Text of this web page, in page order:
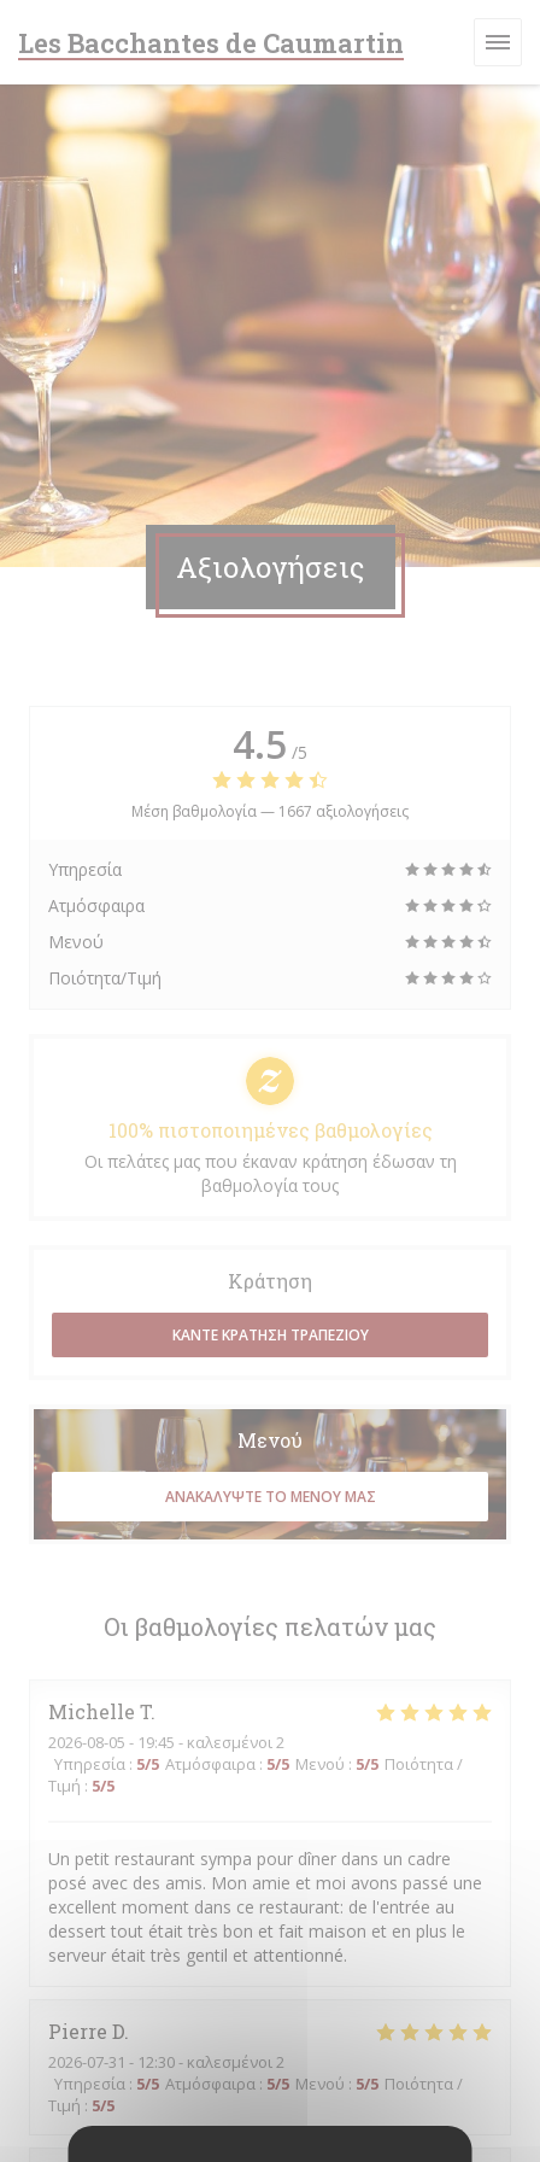
Les Bacchantes de Caumartin
Αξιολογήσεις
Οι βαθμολογίες πελατών μας
Michelle T
2026-08-05 - 19:45 - καλεσμένοι 2
Υπηρεσία : 5/5 Ατμόσφαιρα : 5/5 Μενού : 5/5 Ποιότητα /
Τιμή : 5/5
Un petit restaurant sympa pour dîner dans un cadre
posé avec des amis. Mon amie et moi avons passé une
excellent moment dans ce restaurant: de l'entrée au
dessert tout était très bon et fait maison et en plus le
serveur était très gentil et attentionné.
Pierre D
2026-07-31 - 12:30 - καλεσμένοι 2
Υπηρεσία : 5/5 Ατμόσφαιρα : 5/5 Μενού : 5/5 Ποιότητα /
Τιμή : 5/5
4.5 /5
Μέση βαθμολογία — 1667 αξιολογήσεις
Υπηρεσία
Ατμόσφαιρα
Μενού
Ποιότητα/Τιμή
100% πιστοποιημένες βαθμολογίες
Οι πελάτες μας που έκαναν κράτηση έδωσαν τη
βαθμολογία τους
Κράτηση
ΚΆΝΤΕ ΚΡΆΤΗΣΗ ΤΡΑΠΕΖΙΟΎ
Μενού
ΑΝΑΚΑΛΎΨΤΕ ΤΟ ΜΕΝΟΎ ΜΑΣ